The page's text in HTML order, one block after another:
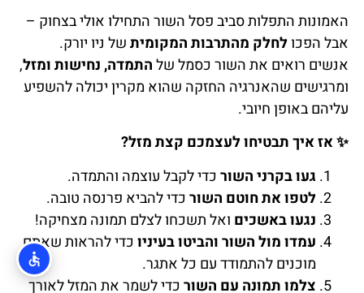
האמונות התפלות סביב פסל השור התחילו אולי בצחוק –
אבל הפכולחלק מהתרבות המקומיתשל ניו יורק.
אנשים רואים את השור כסמל שלהתמדה, נחישות ומזל,
ומרגישים שהאנרגיה החזקה שהוא מקרין יכולה להשפיע
עליהם באופן חיובי.
✨אז איך תבטיחו לעצמכם קצת מזל?
געו בקרני השורכדי לקבל עוצמה והתמדה.
לטפו את חוטם השורכדי להביא פרנסה טובה.
נגעו באשכים ואל תשכחו לצלם תמונה מצחיקה!
עמדו מול השור והביטו בעיניוכדי להראות שאתם
מוכנים להתמודד עם כל אתגר.
צלמו תמונה עם השורכדי לשמר את המזל לאורך